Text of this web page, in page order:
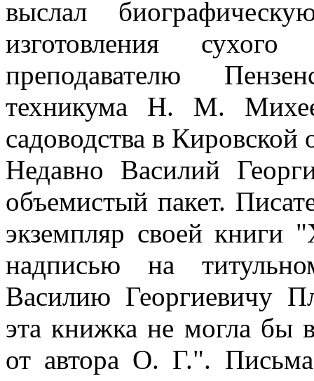
выслал
изготовления
преподавателю
техникума Н. М.
садоводства в Кировской
Недавно Василий
объемистый пакет.
экземпляр своей книги
надписью на
Василию Георгиевичу
эта книжка не могла бы
от автора О. Г.".